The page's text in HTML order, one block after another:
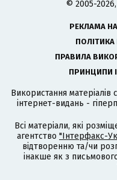
© 2005-
РЕКЛАМА
ПОЛІТИКА
ПРАВИЛА
ПРИНЦИПИ
Використання
інтернет-видань -
Всі матеріали, які
агентство "Інтерфакс-
відтворенню та/чи
інакше як з